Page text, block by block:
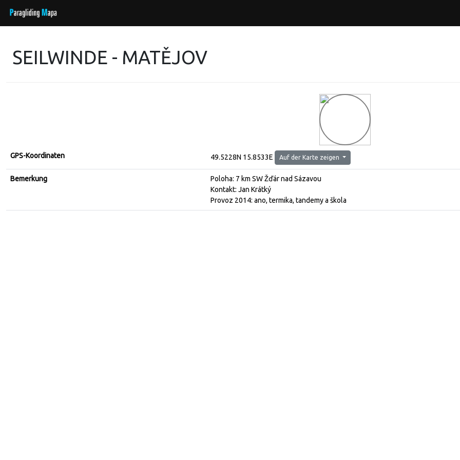
SEILWINDE - MATĚJOV
GPS-Koordinaten 49.5228N 15.8533E Auf der Karte zeigen
Bemerkung
Poloha: 7 km SW Žďár nad Sázavou
Kontakt: Jan Krátký
Provoz 2014: ano, termika, tandemy a škola